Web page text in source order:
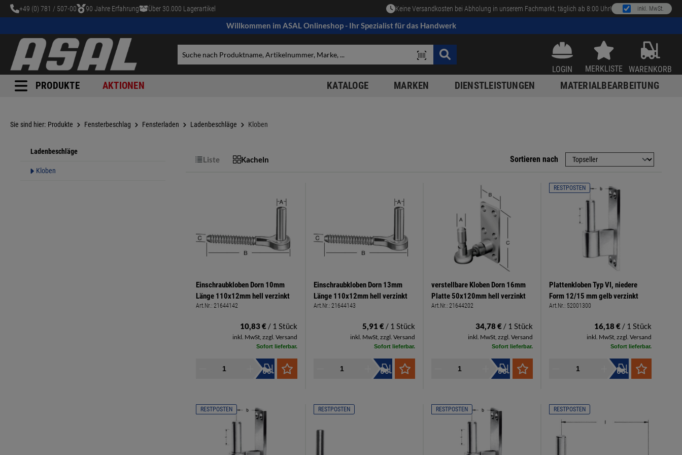
springen
+49 (0) 781 / 507-00 90 Jahre Erfahrung Über 30.000 Lagerartikel Keine Versandkosten bei Abholung in unserem Fachmarkt, täglich ab 8:00 Uhr! inkl. MwSt.
Willkommen im ASAL Onlineshop - Ihr Spezialist für das Handwerk
LOGIN MERKLISTE WARENKORB
PRODUKTE AKTIONEN KATALOGE MARKEN DIENSTLEISTUNGEN MATERIALBEARBEITUNG
Sie sind hier: Produkte Fensterbeschlag Fensterladen Ladenbeschläge Kloben
Ladenbeschläge
Kloben
Liste Kacheln Sortieren nach
Einschraubkloben Dorn 10mm
Länge 110x12mm hell verzinkt
Art.Nr.: 21644142
10,83 € / 1 Stück
inkl. MwSt, zzgl. Versand
Sofort lieferbar.
Einschraubkloben Dorn 13mm
Länge 110x12mm hell verzinkt
Art.Nr.: 21644143
5,91 € / 1 Stück
inkl. MwSt, zzgl. Versand
Sofort lieferbar.
verstellbare Kloben Dorn 16mm
Platte 50x120mm hell verzinkt
Art.Nr.: 21644202
34,78 € / 1 Stück
inkl. MwSt, zzgl. Versand
Sofort lieferbar.
RESTPOSTEN
Plattenkloben Typ VI, niedere
Form 12/15 mm gelb verzinkt
Art.Nr.: 52001300
16,18 € / 1 Stück
inkl. MwSt, zzgl. Versand
Sofort lieferbar.
RESTPOSTEN RESTPOSTEN RESTPOSTEN RESTPOSTEN